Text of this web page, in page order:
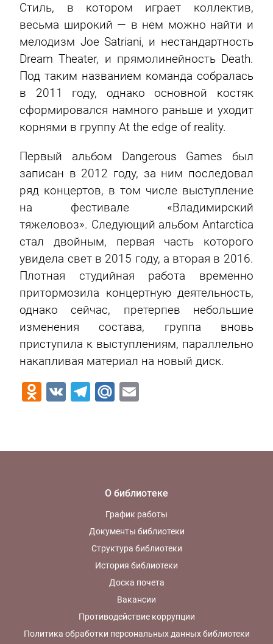
Стиль, в котором играет коллектив,
весьма широкий — в нем можно найти и
мелодизм Joe Satriani, и нестандартность
Dream Theater, и прямолинейность Death.
Под таким названием команда собралась
в 2011 году, однако основной костяк
сформировался намного раньше и уходит
корнями в группу At the edge of reality.
Первый альбом Dangerous Games был
записан в 2012 году, за ним последовал
ряд концертов, в том числе выступление
на фестивале «Владимирский
тяжеловоз». Следующий альбом Antarctica
стал двойным, первая часть которого
увидела свет в 2015 году, а вторая в 2016.
Плотная студийная работа временно
притормозила концертную деятельность,
однако сейчас, претерпев небольшие
изменения состава, группа вновь
приступила к выступлениям, параллельно
накапливая материал на новый диск.
Odnoklassniki
VK Telegram
Mail.Ru
О библиотеке
График работы
Документы библиотеки
Структура библиотеки
История библиотеки
Доска почета
Вакансии
Противодействие коррупции
Политика обработки персональных данных библиотеки